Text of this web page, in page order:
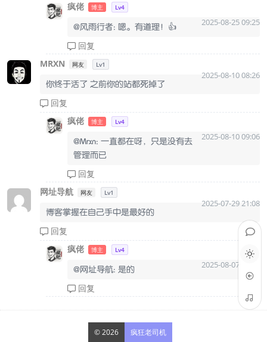
疯佬
博主 Lv4
2025-08-25 09:25
@风雨行者: 嗯。有道理！👍
回复
MRXN
网友 Lv1
2025-08-10 08:26
你终于活了 之前你的站都死掉了
回复
疯佬
博主 Lv4
2025-08-10 09:06
@Mrxn: 一直都在呀，只是没有去
管理而已
回复
网址导航
网友 Lv1
2025-07-29 21:08
博客掌握在自己手中是最好的
回复
疯佬
博主 Lv4
2025-08-07 14:24
@网址导航: 是的
回复
© 2026 疯狂老司机